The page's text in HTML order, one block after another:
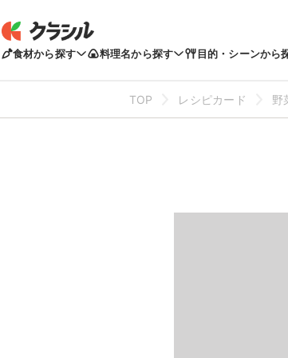
食材から探す 料理名から探す 目的・シーンから
TOP レシピカード 野